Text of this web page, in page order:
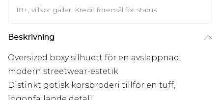
18+, villkor gäller. Kredit föremål för status
Beskrivning
Oversized boxy silhuett för en avslappnad,
modern streetwear-estetik
Distinkt gotisk korsbroderi tillför en tuff,